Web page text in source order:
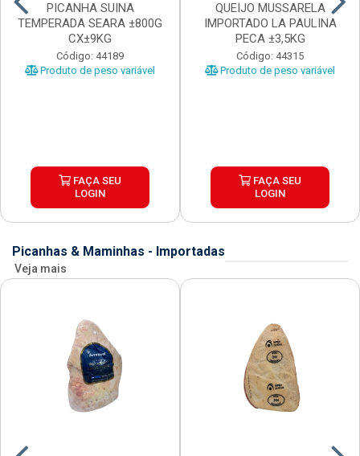
PICANHA SUINA
TEMPERADA SEARA ±800G
CX±9KG
Código: 44189
Produto de peso variável
FAÇA SEU
LOGIN
QUEIJO MUSSARELA
IMPORTADO LA PAULINA
PECA ±3,5KG
Código: 44315
Produto de peso variável
FAÇA SEU
LOGIN
Picanhas & Maminhas - Importadas
Veja mais